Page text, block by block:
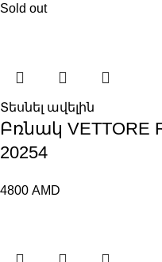
Sold out
Տեսնել ավելին
Բռնակ VЕTTORE
20254
4800 AMD